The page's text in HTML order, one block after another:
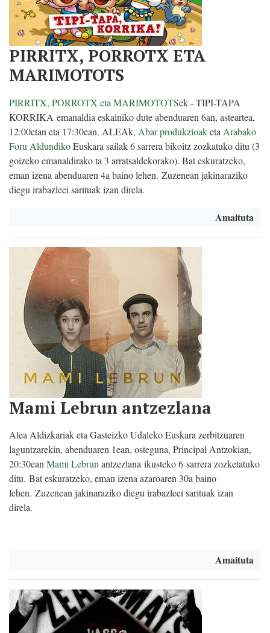
PIRRITX, PORROTX ETA
MARIMOTOTS
PIRRITX, PORROTX eta MARIMOTOTSek - TIPI-TAPA
KORRIKA emanaldia eskainiko dute abenduaren 6an, asteartea,
12:00etan eta 17:30ean. ALEAk, Abar produkzioaketa Arabako
Foru AldundikoEuskara sailak 6 sarrera bikoitz zozkatuko ditu (3
goizeko emanaldirako ta 3 arratsaldekorako). Bat eskuratzeko,
eman izena abenduaren 4a baino lehen. Zuzenean jakinaraziko
diegu irabazleei sarituak izan direla.
Amaituta
Mami Lebrun antzezlana
Alea Aldizkariak eta Gasteizko Udaleko Euskara zerbitzuaren
laguntzarekin, abenduaren 1ean, osteguna, Principal Antzokian,
20:30ean Mami Lebrun antzezlana ikusteko 6 sarrera zozketatuko
ditu. Bat eskuratzeko, eman izena azaroaren 30a baino
lehen. Zuzenean jakinaraziko diegu irabazleei sarituak izan
direla.
Amaituta